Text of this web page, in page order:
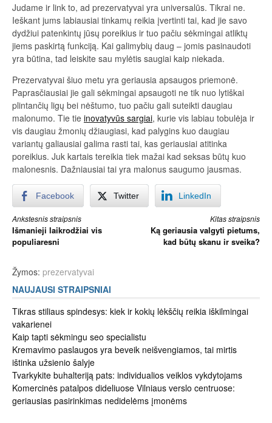
Judame ir link to, ad prezervatyvai yra universalūs. Tikrai ne.
Ieškant jums labiausiai tinkamų reikia įvertinti tai, kad jie savo
dydžiui patenkintų jūsų poreikius ir tuo pačiu sėkmingai atliktų
jiems paskirtą funkciją. Kai galimybių daug – jomis pasinaudoti
yra būtina, tad leiskite sau mylėtis saugiai kaip niekada.
Prezervatyvai šiuo metu yra geriausia apsaugos priemonė.
Paprasčiausiai jie gali sėkmingai apsaugoti ne tik nuo lytiškai
plintančių ligų bei nėštumo, tuo pačiu gali suteikti daugiau
malonumo. Tie tie inovatyvūs sargiai, kurie vis labiau tobulėja ir
vis daugiau žmonių džiaugiasi, kad palygins kuo daugiau
variantų galiausiai galima rasti tai, kas geriausiai atitinka
poreikius. Juk kartais tereikia tiek mažai kad seksas būtų kuo
malonesnis. Dažniausiai tai yra malonus saugumo jausmas.
Facebook Twitter LinkedIn
Skaityti
toliau
Ankstesnis straipsnis
Išmanieji laikrodžiai vis
populiaresni
Kitas straipsnis
Ką geriausia valgyti pietums,
kad būtų skanu ir sveika?
Žymos: prezervatyvai
NAUJAUSI STRAIPSNIAI
Tikras stiliaus spindesys: kiek ir kokių lėkščių reikia iškilmingai
vakarienei
Kaip tapti sėkmingu seo specialistu
Kremavimo paslaugos yra beveik neišvengiamos, tai mirtis
ištinka užsienio šalyje
Tvarkykite buhalteriją pats: individualios veiklos vykdytojams
Komercinės patalpos dideliuose Vilniaus verslo centruose:
geriausias pasirinkimas nedidelėms įmonėms